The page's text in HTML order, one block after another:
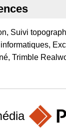
Suivi
Trimble